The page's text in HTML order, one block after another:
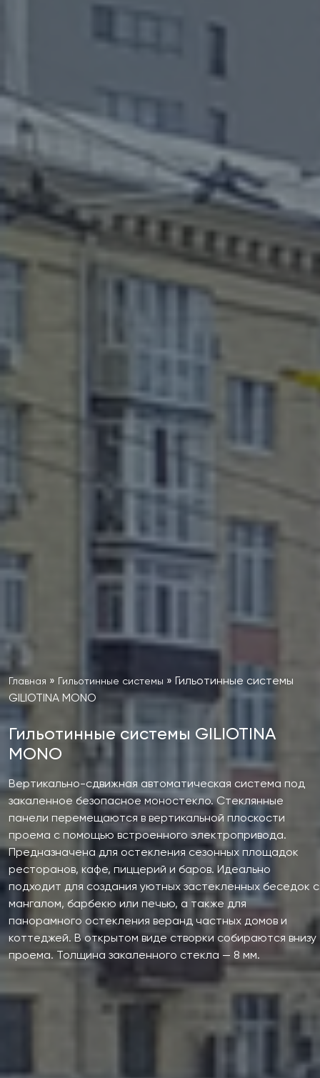
Главная » Гильотинные системы » Гильотинные системы
GILIOTINA MONO
Гильотинные системы GILIOTINA
MONO
Вертикально-сдвижная автоматическая система под
закаленное безопасное моностекло. Стеклянные
панели перемещаются в вертикальной плоскости
проема с помощью встроенного электропривода.
Предназначена для остекления сезонных площадок
ресторанов, кафе, пиццерий и баров. Идеально
подходит для создания уютных застекленных беседок с
мангалом, барбекю или печью, а также для
панорамного остекления веранд частных домов и
коттеджей. В открытом виде створки собираются внизу
проема. Толщина закаленного стекла — 8 мм.